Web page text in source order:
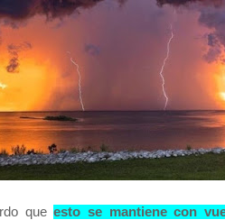
queesto se mantiene con